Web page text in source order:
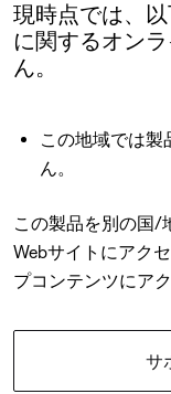
現時点では、
に関するオン
ん。
この地域では製
ん。
この製品を別の国/
Webサイトにアク
プコンテンツにア
サ